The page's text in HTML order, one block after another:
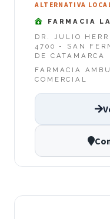
ALTERNATIVA
FARMACIA
DR. JULIO
4700 - SAN
DE CATAMARCA
FARMACIA
COMERCIAL